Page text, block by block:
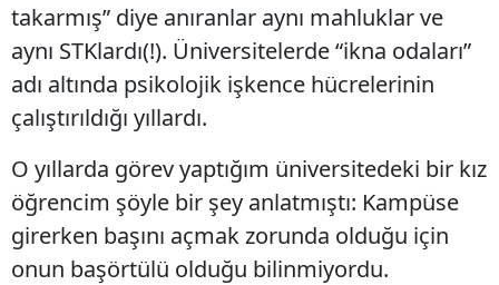
takarmış” diye anıranlar aynı mahluklar ve
aynı STKlardı(!). Üniversitelerde “ikna odaları”
adı altında psikolojik işkence hücrelerinin
çalıştırıldığı yıllardı.
O yıllarda görev yaptığım üniversitedeki bir kız
öğrencim şöyle bir şey anlatmıştı: Kampüse
girerken başını açmak zorunda olduğu için
onun başörtülü olduğu bilinmiyordu.